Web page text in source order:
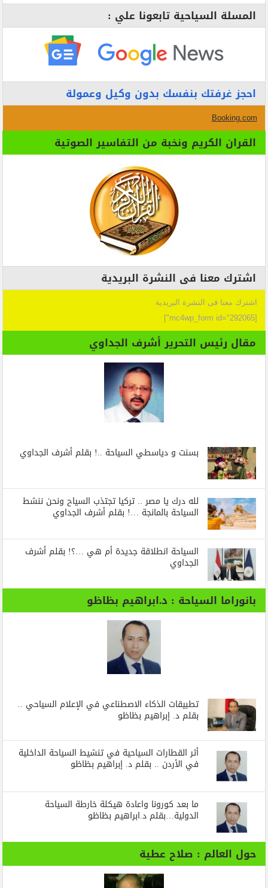
المسلة السياحية تابعونا علي :
احجز غرفتك بنفسك بدون وكيل وعمولة
Booking.com
القران الكريم ونخبة من التفاسير الصوتية
اشترك معنا فى النشرة البريدية
اشترك معنا فى النشرة البريدية
[mc4wp_form id="292065"]
مقال رئيس التحرير أشرف الجداوي
بسنت و دياسطي السياحة ..! بقلم أشرف الجداوي
لله درك يا مصر .. تركيا تجتذب السياح ونحن ننشط
السياحة بالمانجة …! بقلم أشرف الجداوي
السياحة انطلاقة جديدة أم هي …؟! بقلم أشرف
الجداوي
بانوراما السياحة : د.ابراهيم بظاظو
تطبيقات الذكاء الاصطناعي في الإعلام السياحي ..
بقلم د. إبراهيم بظاظو
أثر القطارات السياحية في تنشيط السياحة الداخلية
في الأردن .. بقلم د. إبراهيم بظاظو
ما بعد كورونا واعادة هيكلة خارطة السياحة
الدولية…بقلم د.ابراهيم بظاظو
حول العالم : صلاح عطية